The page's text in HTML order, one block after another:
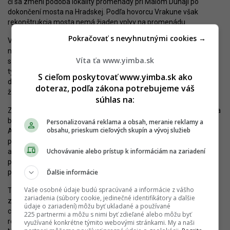
dokončení mosta na Hradskej. Podľa hovorcu Vrakune však
rekonštrukcia mosta nemá žiaden vplyv na promenádu.
Vplyv na atraktivitu prostredia pri Malom Dunaji však budú mať
nielen verejné projekty, ale aj developeri. Zámer
spoločnosti Malý Dunaj Development síce narazil na problémy,
týkajúce sa blízkosti čistiarne odpadových vôd, no dnes už
disponuje právoplatným rozhodnutím z posudzovania vplyvov na
životné prostredie.
Zámerom Polyfunkčného komplexu Nový Majerhof je revitalizácia
brownfieldu, ktorý sa nachádza na pozemkoch medzi ulicami
Amarelková a Ihličnatá. Tento priestor kedysi slúžil ako
paneláreň. Príprava projektu prebieha už niekoľko rokov a má
ambíciu premeniť tento nevyužitý priestor na moderný
polyfunkčný súbor, ktorý doplní mestskú časť o nové funkcie,
predovšetkým bývanie a služby.
Tvorený bude viacerými obytnými objektami v rozvoľnenej
zástavbe, doplnenými o budovu, ktorá bude slúžiť ako športové
centrum. Projekt počíta s výstavbou 185 bytov, zahŕňať bude aj
reštauráciu, materskú školu či domov s opatrovateľskou službou.
Víta ťa www.yimba.sk
S cieľom poskytovať www.yimba.sk ako
doteraz, podľa zákona potrebujeme váš
súhlas na:
Personalizovaná reklama a obsah, meranie reklamy a
obsahu, prieskum cieľových skupín a vývoj služieb
Uchovávanie alebo prístup k informáciám na zariadení
Ďalšie informácie
Vaše osobné údaje budú spracúvané a informácie z vášho
zariadenia (súbory cookie, jedinečné identifikátory a ďalšie
údaje o zariadení) môžu byť ukladané a používané
225 partnermi a môžu s nimi byť zdieľané alebo môžu byť
využívané konkrétne týmito webovými stránkami. My a naši
Pokračovať s nevyhnutnými cookies →